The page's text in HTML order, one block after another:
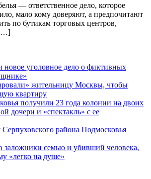
— ответственное дело, которое
мало кому доверяют, а предпочитают
по бутикам торговых центров,
[…]
новое уголовное дело о фиктивных
жительницу Москвы, чтобы
квартиру
получили 23 года колонии на двоих
дочери и «спектакль» с ее
Серпуховского района Подмосковья
заложники семью и убивший человека,
«легко на душе»